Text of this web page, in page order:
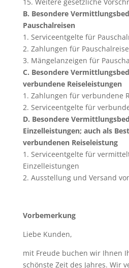
B. Besondere
Pauschalreisen
1. Serviceentgelte für
2. Zahlungen für
3. Mängelanzeigen für
C. Besondere
verbundene Reiseleistungen
1. Zahlungen für verbundene
2. Serviceentgelte für
D. Besondere
Einzelleistungen; auch als
verbundenen Reiseleistung
1. Serviceentgelte für
Einzelleistungen
2. Ausstellung und Versand
Vorbemerkung
Liebe Kunden,
mit Freude buchen wir Ihnen
schönste Zeit des Jahres. Wir